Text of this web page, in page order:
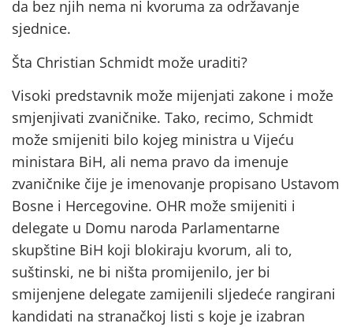
da bez njih nema ni kvoruma za održavanje
sjednice.
Šta Christian Schmidt može uraditi?
Visoki predstavnik može mijenjati zakone i može
smjenjivati zvaničnike. Tako, recimo, Schmidt
može smijeniti bilo kojeg ministra u Vijeću
ministara BiH, ali nema pravo da imenuje
zvaničnike čije je imenovanje propisano Ustavom
Bosne i Hercegovine. OHR može smijeniti i
delegate u Domu naroda Parlamentarne
skupštine BiH koji blokiraju kvorum, ali to,
suštinski, ne bi ništa promijenilo, jer bi
smijenjene delegate zamijenili sljedeće rangirani
kandidati na stranačkoj listi s koje je izabran